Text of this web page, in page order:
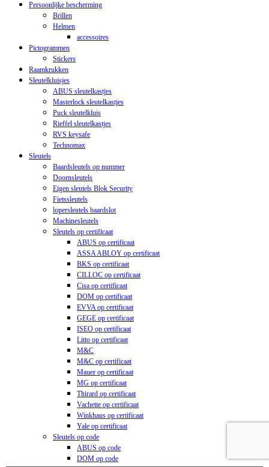
Persoonlijke bescherming
Brillen
Helmen
accessoires
Pictogrammen
Stickers
Raamkrukken
Sleutelkluisjes
ABUS sleutelkastjes
Masterlock sleutelkastjes
Puck sleutelkluis
Rieffel sleutelkastjes
RVS keysafe
Technomax
Sleutels
Baardsleutels op nummer
Doornsleutels
Eigen sleutels Blok Security
Fietssleutels
lopersleutels baardslot
Machinesleutels
Sleutels op certificaat
ABUS op certificaat
ASSA ABLOY op certificaat
BKS op certificaat
CILLOC op certificaat
Cisa op certificaat
DOM op certificaat
EVVA op certificaat
GEGE op certificaat
ISEO op certificaat
Litto op certificaat
M&C
M&C op certificaat
Mauer op certificaat
MG op certificaat
Thirard op certificaat
Vachette op certificaat
Winkhaus op certificaat
Yale op certificaat
Sleutels op code
ABUS op code
DOM op code